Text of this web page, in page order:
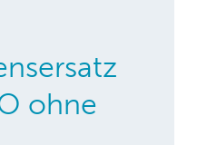
ohne